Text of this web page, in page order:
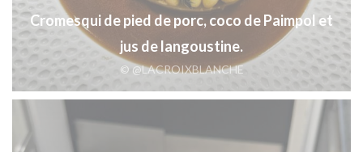
Cromesqui de pied de porc, coco de Paimpol et
jus de langoustine.
© @LACROIXBLANCHE